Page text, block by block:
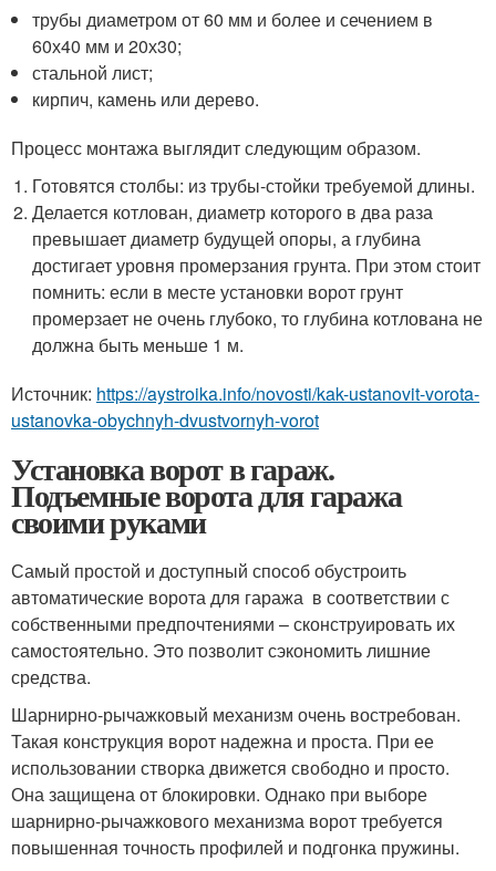
трубы диаметром от 60 мм и более и сечением в
60х40 мм и 20х30;
стальной лист;
кирпич, камень или дерево.
Процесс монтажа выглядит следующим образом.
Готовятся столбы: из трубы-стойки требуемой длины.
Делается котлован, диаметр которого в два раза
превышает диаметр будущей опоры, а глубина
достигает уровня промерзания грунта. При этом стоит
помнить: если в месте установки ворот грунт
промерзает не очень глубоко, то глубина котлована не
должна быть меньше 1 м.
Источник: https://aystroika.info/novosti/kak-ustanovit-vorota-
ustanovka-obychnyh-dvustvornyh-vorot
Установка ворот в гараж.
Подъемные ворота для гаража
своими руками
Самый простой и доступный способ обустроить
автоматические ворота для гаража в соответствии с
собственными предпочтениями – сконструировать их
самостоятельно. Это позволит сэкономить лишние
средства.
Шарнирно-рычажковый механизм очень востребован.
Такая конструкция ворот надежна и проста. При ее
использовании створка движется свободно и просто.
Она защищена от блокировки. Однако при выборе
шарнирно-рычажкового механизма ворот требуется
повышенная точность профилей и подгонка пружины.